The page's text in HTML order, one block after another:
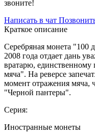
звоните!
Написать в чат
Краткое описание
Серебряная монета
2008 года отдает дань
вратарю,
мяча". На реверсе
момент отражения мяча,
"Черной пантеры".
Серия:
Иностранные монеты